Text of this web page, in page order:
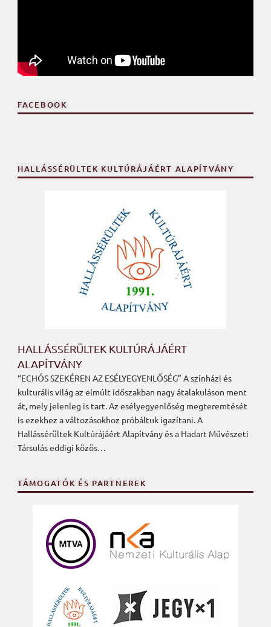
FACEBOOK
HALLÁSSÉRÜLTEK KULTÚRÁJÁÉRT ALAPÍTVÁNY
HALLÁSSÉRÜLTEK KULTÚRÁJÁÉRT
ALAPÍTVÁNY
“ECHÓS SZEKÉREN AZ ESÉLYEGYENLŐSÉG” A színházi és
kulturális világ az elmúlt időszakban nagy átalakuláson ment
át, mely jelenleg is tart. Az esélyegyenlőség megteremtését
is ezekhez a változásokhoz próbáltuk igazítani. A
Hallássérültek Kultúrájáért Alapítvány és a Hadart Művészeti
Társulás eddigi közös…
TÁMOGATÓK ÉS PARTNEREK